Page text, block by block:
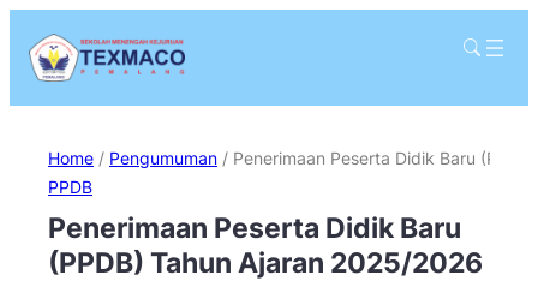
Home / Pengumuman / Penerimaan Peserta Didik Baru
PPDB
Penerimaan Peserta Didik Baru
(PPDB) Tahun Ajaran 2025/2026